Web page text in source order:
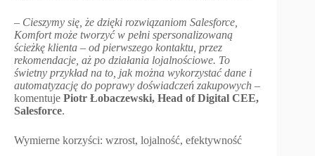
– Cieszymy się, że dzięki rozwiązaniom Salesforce,
Komfort może tworzyć w pełni spersonalizowaną
ścieżkę klienta – od pierwszego kontaktu, przez
rekomendacje, aż po działania lojalnościowe. To
świetny przykład na to, jak można wykorzystać dane i
automatyzację do poprawy doświadczeń zakupowych –
komentuje Piotr Łobaczewski, Head of Digital CEE,
Salesforce.
Wymierne korzyści: wzrost, lojalność, efektywność